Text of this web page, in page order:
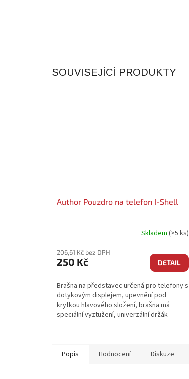
SOUVISEJÍCÍ PRODUKTY
Author Pouzdro na telefon I-Shell
Skladem (>5 ks)
206,61 Kč bez DPH
250 Kč DETAIL
Brašna na představec určená pro telefony s
dotykovým displejem, upevnění pod
krytkou hlavového složení, brašna má
speciální vyztužení, univerzální držák
Popis Hodnocení Diskuze